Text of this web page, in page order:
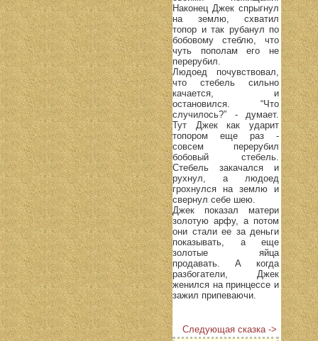
Наконец Джек спрыгнул
на землю, схватил
топор и так рубанул по
бобовому стеблю, что
чуть пополам его не
перерубил.
Людоед почувствовал,
что стебель сильно
качается, и
остановился. “Что
случилось?” - думает.
Тут Джек как ударит
топором еще раз -
совсем перерубил
бобовый стебель.
Стебель закачался и
рухнул, а людоед
грохнулся на землю и
свернул себе шею.
Джек показал матери
золотую арфу, а потом
они стали ее за деньги
показывать, а еще
золотые яйца
продавать. А когда
разбогатели, Джек
женился на принцессе и
зажил припеваючи.
Следующая сказка ->